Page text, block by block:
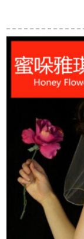
厚い手秀禾服新婦の
2019新型古代ウェデ
ィングドレスの新婦
ドレス結の赤いL